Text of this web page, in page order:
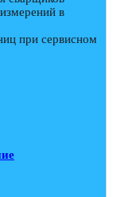
в
при сервисном